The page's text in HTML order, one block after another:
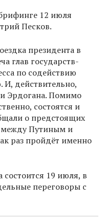
12 июля
Песков.
президента в
глав государств-
по содействию
И, действительно,
и Эрдогана. Помимо
состоятся и
о предстоящих
между Путиным и
раз пройдёт именно
состоится 19 июля, в
переговоры с